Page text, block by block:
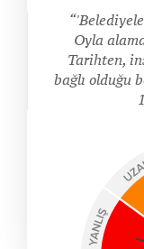
Oyla
Tarihten,
bağlı olduğu